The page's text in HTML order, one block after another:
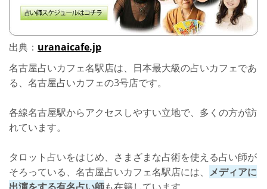
出典： uranaicafe.jp
名古屋占いカフェ名駅店は、日本最大級の占いカフェであ
る、名古屋占いカフェの3号店です。
各線名古屋駅からアクセスしやすい立地で、多くの方が訪
れています。
タロット占いをはじめ、さまざまな占術を使える占い師が
そろっている、名古屋占いカフェ名駅店には、 メディアに